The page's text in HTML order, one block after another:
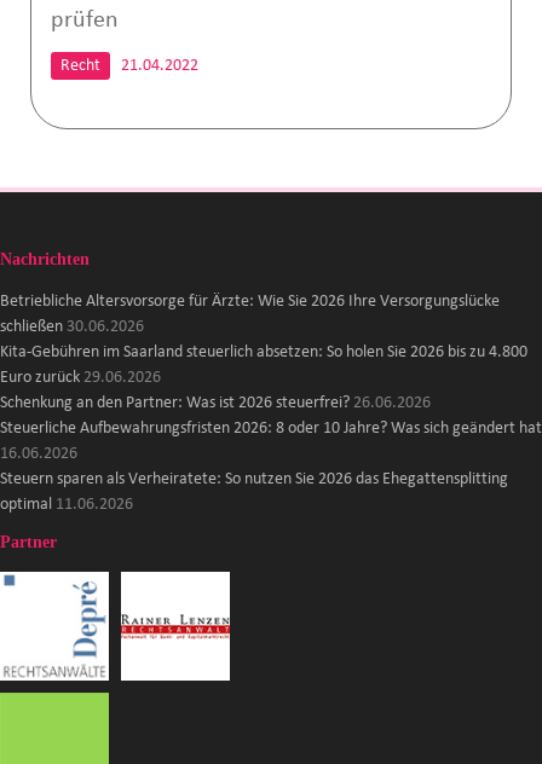
prüfen
Recht 21.04.2022
Nachrichten
Betriebliche Altersvorsorge für Ärzte: Wie Sie 2026 Ihre Versorgungslücke
schließen 30.06.2026
Kita-Gebühren im Saarland steuerlich absetzen: So holen Sie 2026 bis zu 4.800
Euro zurück 29.06.2026
Schenkung an den Partner: Was ist 2026 steuerfrei? 26.06.2026
Steuerliche Aufbewahrungsfristen 2026: 8 oder 10 Jahre? Was sich geändert hat
16.06.2026
Steuern sparen als Verheiratete: So nutzen Sie 2026 das Ehegattensplitting
optimal 11.06.2026
Partner